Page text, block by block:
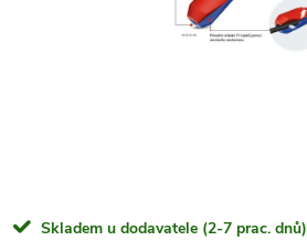
Skladem u dodavatele (2-7 prac. dnů)